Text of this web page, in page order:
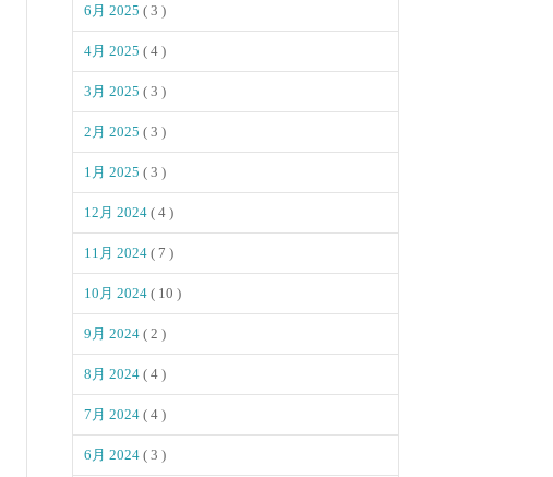
6月 2025 ( 3 )
4月 2025 ( 4 )
3月 2025 ( 3 )
2月 2025 ( 3 )
1月 2025 ( 3 )
12月 2024 ( 4 )
11月 2024 ( 7 )
10月 2024 ( 10 )
9月 2024 ( 2 )
8月 2024 ( 4 )
7月 2024 ( 4 )
6月 2024 ( 3 )